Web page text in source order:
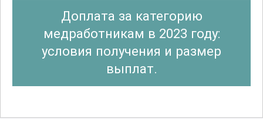
Доплата за категорию
медработникам в 2023 году:
условия получения и размер
выплат.